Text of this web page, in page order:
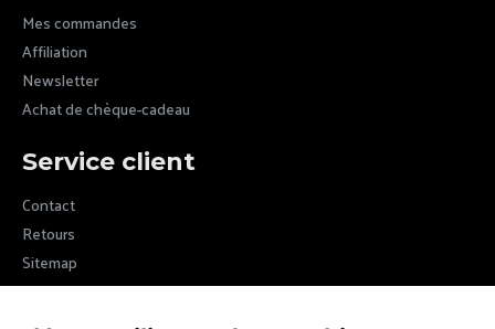
Mes commandes
Affiliation
Newsletter
Achat de chèque-cadeau
Service client
Contact
Retours
Sitemap
Newsletter